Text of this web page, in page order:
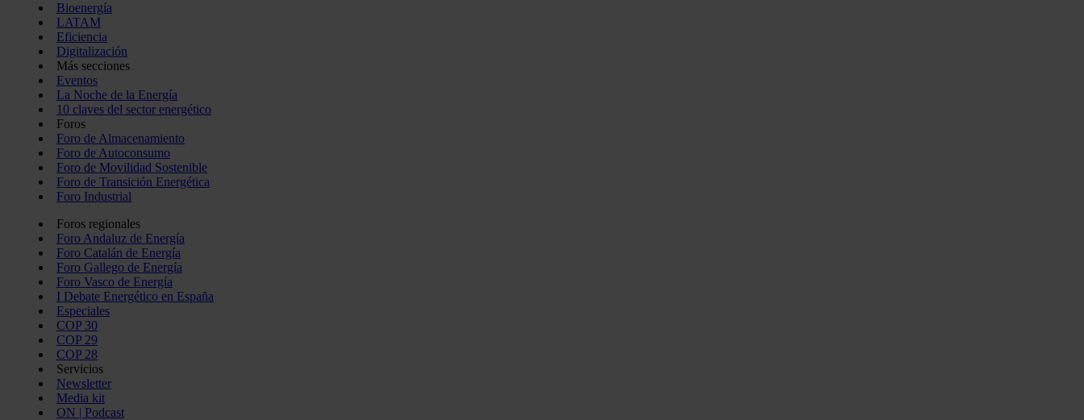
Bioenergía
LATAM
Eficiencia
Digitalización
Más secciones
Eventos
La Noche de la Energía
10 claves del sector energético
Foros
Foro de Almacenamiento
Foro de Autoconsumo
Foro de Movilidad Sostenible
Foro de Transición Energética
Foro Industrial
Foros regionales
Foro Andaluz de Energía
Foro Catalán de Energía
Foro Gallego de Energía
Foro Vasco de Energía
I Debate Energético en España
Especiales
COP 30
COP 29
COP 28
Servicios
Newsletter
Media kit
ON | Podcast